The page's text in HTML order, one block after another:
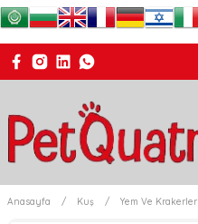
Anasayfa Kuş Yem Ve Krakerler